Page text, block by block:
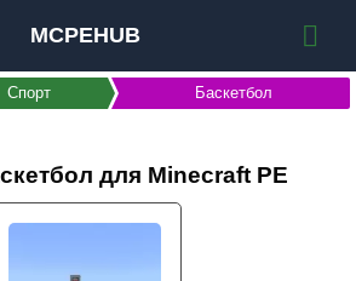
MCPEHUB
Спорт Баскетбол
для Minecraft PE